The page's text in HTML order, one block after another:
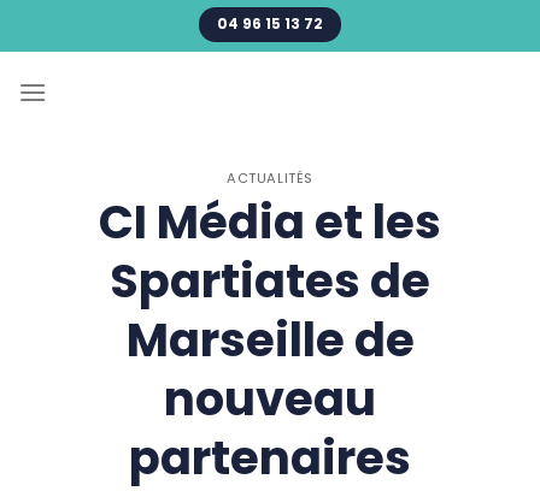
au
04 96 15 13 72
ACTUALITÉS
CI Média et les
Spartiates de
Marseille de
nouveau
partenaires